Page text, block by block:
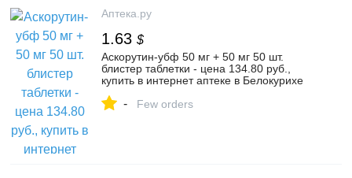
Аптека.ру
1.63 $
Аскорутин-убф 50 мг + 50 мг 50 шт.
блистер таблетки - цена 134.80 руб.,
купить в интернет аптеке в Белокурихе
блистер таблетки, инструкция по
- Few orders